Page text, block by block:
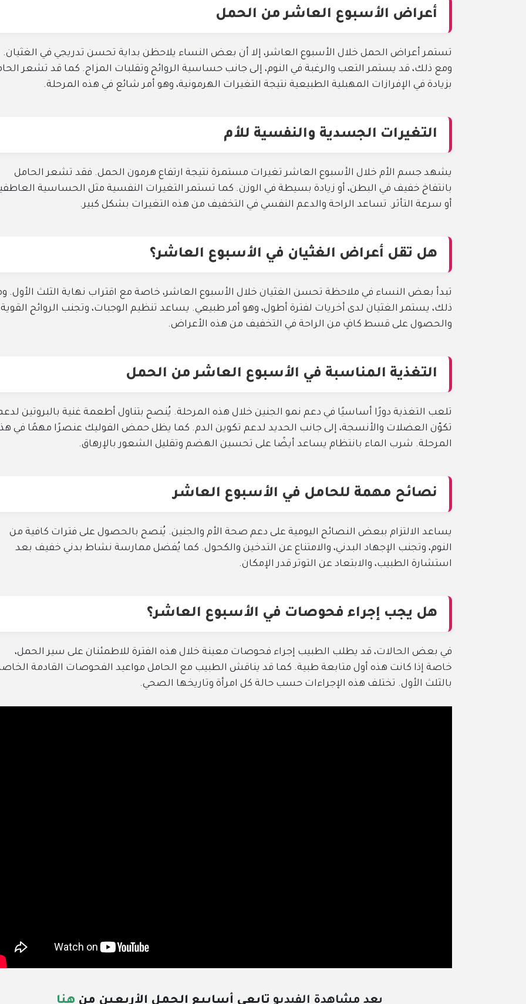
أعراض الأسبوع العاشر من الحمل
تستمر أعراض الحمل خلال الأسبوع العاشر، إلا أن بعض النساء يلاحظن بداية تحسن تدريجي في الغثيان.
ومع ذلك، قد يستمر التعب والرغبة في النوم، إلى جانب حساسية الروائح وتقلبات المزاج. كما قد تشعر
بزيادة في الإفرازات المهبلية الطبيعية نتيجة التغيرات الهرمونية، وهو أمر شائع في هذه المرحلة.
التغيرات الجسدية والنفسية للأم
يشهد جسم الأم خلال الأسبوع العاشر تغيرات مستمرة نتيجة ارتفاع هرمون الحمل. فقد تشعر الحامل
بانتفاخ خفيف في البطن، أو زيادة بسيطة في الوزن. كما تستمر التغيرات النفسية مثل الحساسية
أو سرعة التأثر. تساعد الراحة والدعم النفسي في التخفيف من هذه التغيرات بشكل كبير.
هل تقل أعراض الغثيان في الأسبوع العاشر؟
تبدأ بعض النساء في ملاحظة تحسن الغثيان خلال الأسبوع العاشر، خاصة مع اقتراب نهاية الثلث الأول.
ذلك، يستمر الغثيان لدى أخريات لفترة أطول، وهو أمر طبيعي. يساعد تنظيم الوجبات، وتجنب الروائح
والحصول على قسط كافٍ من الراحة في التخفيف من هذه الأعراض.
التغذية المناسبة في الأسبوع العاشر من الحمل
تلعب التغذية دورًا أساسيًا في دعم نمو الجنين خلال هذه المرحلة. يُنصح بتناول أطعمة غنية بالبروتين
تكوّن العضلات والأنسجة، إلى جانب الحديد لدعم تكوين الدم. كما يظل حمض الفوليك عنصرًا مهمًا في
المرحلة. شرب الماء بانتظام يساعد أيضًا على تحسين الهضم وتقليل الشعور بالإرهاق.
نصائح مهمة للحامل في الأسبوع العاشر
يساعد الالتزام ببعض النصائح اليومية على دعم صحة الأم والجنين. يُنصح بالحصول على فترات كافية من
النوم، وتجنب الإجهاد البدني، والامتناع عن التدخين والكحول. كما يُفضل ممارسة نشاط بدني خفيف بعد
استشارة الطبيب، والابتعاد عن التوتر قدر الإمكان.
هل يجب إجراء فحوصات في الأسبوع العاشر؟
في بعض الحالات، قد يطلب الطبيب إجراء فحوصات معينة خلال هذه الفترة للاطمئنان على سير الحمل،
خاصة إذا كانت هذه أول متابعة طبية. كما قد يناقش الطبيب مع الحامل مواعيد الفحوصات القادمة
بالثلث الأول. تختلف هذه الإجراءات حسب حالة كل امرأة وتاريخها الصحي.
بعد مشاهدة الفيديو تابعي أسابيع الحمل الأربعين من هنا